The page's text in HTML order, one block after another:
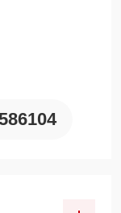
模块通讯异常维